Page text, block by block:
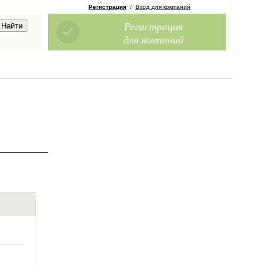
Регистрация / Вход для компаний
Регистрация
для компаний